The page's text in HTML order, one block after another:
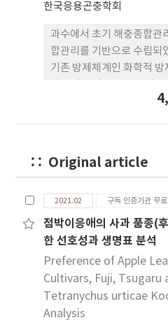
한국응용곤충학회
과수에서 초기 해충종합
합관리를 기반으로 수립되
기존 방제체계인 화학적
있었다. 이후로 생태계 종
변 또는 변경을 통한 생물
의 관리에 있어서는 재배환
천적의 다양성이 역동적으
며, 식식성 응애류의 종 구
이 되었던 응애류 생물적
학적 측면에서 종다양성과
종다양성과 응애류 관리,
동 원리에 대하여 기존 사
Original article
2021.02 구독 인증기관 무
점박이응애의 사과 품종(
한 선호성과 생명표 분석
Preference of Apple
Cultivars, Fuji, Tsugaru
Tetranychus urticae
Analysis